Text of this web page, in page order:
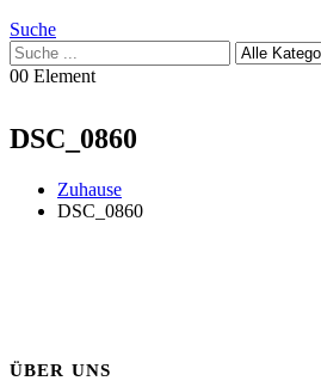
Suche
00 Element
DSC_0860
Zuhause
DSC_0860
ÜBER UNS